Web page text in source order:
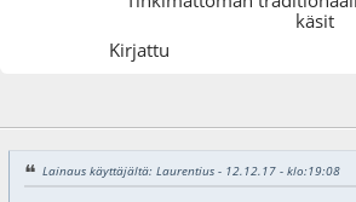
käsit
Kirjattu
Lainaus käyttäjältä: Laurentius - 12.12.17 - klo:19:08